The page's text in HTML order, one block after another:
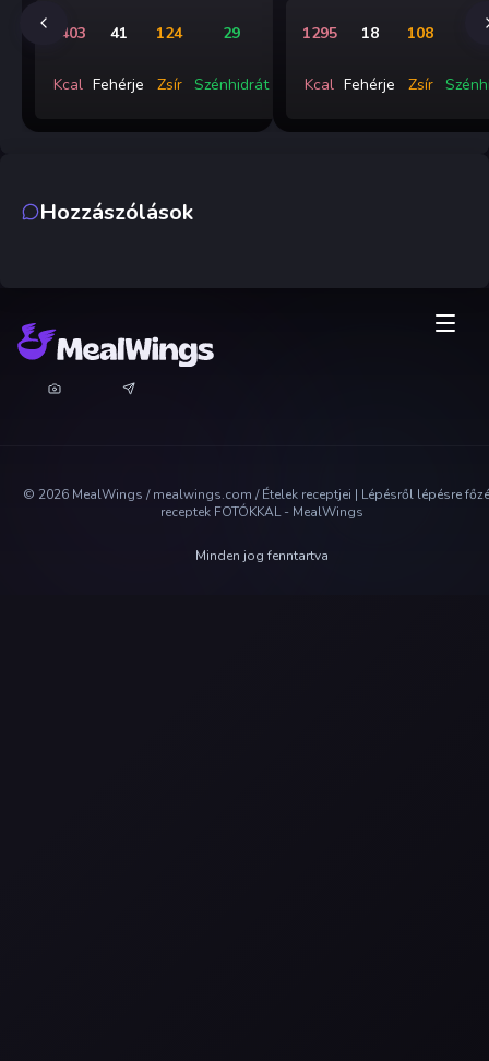
1403
Kcal
41
Fehérje
124
Zsír
29
Szénhidrát
1295
Kcal
18
Fehérje
108
Zsír
Hozzászólások
© 2026 MealWings / mealwings.com /Ételek receptjei | Lépésről lépésre
receptek FOTÓKKAL - MealWings
Minden jog fenntartva